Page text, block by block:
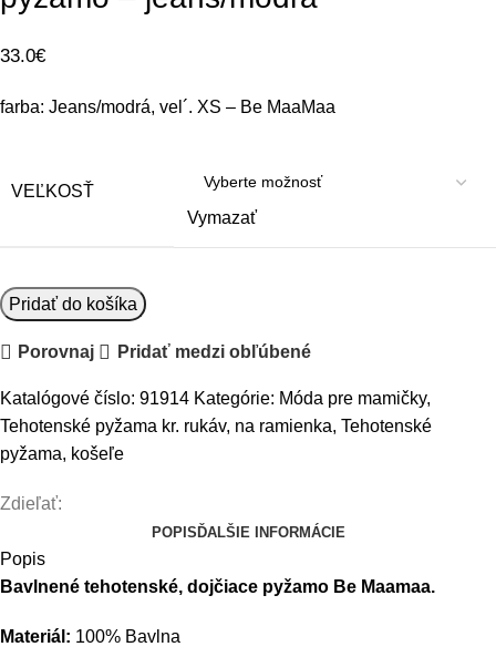
33.0€
farba: Jeans/modrá, vel´. XS – Be MaaMaa
VEĽKOSŤ
Vymazať
množstvo
Be
MaaMaa
dojčiace
pyžamo
-
jeans/modrá
Pridať do košíka
Porovnaj Pridať medzi obľúbené
Katalógové číslo: 91914 Kategórie: Móda pre mamičky,
Tehotenské pyžama kr. rukáv, na ramienka, Tehotenské
pyžama, košeľe
Zdieľať:
POPIS ĎALŠIE INFORMÁCIE
Popis
Bavlnené tehotenské, dojčiace pyžamo Be Maamaa.
Materiál: 100% Bavlna